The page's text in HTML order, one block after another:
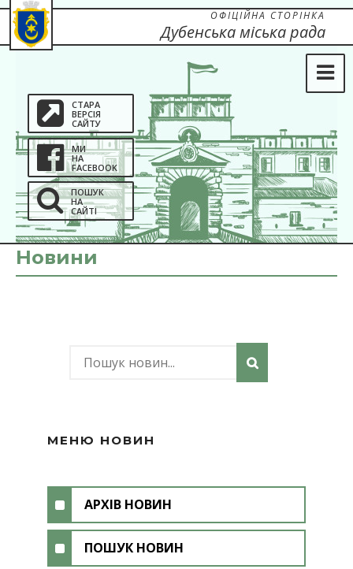
СТАРА
ВЕРСІЯ
САЙТУ
МИ
НА
FACEBOOK
ПОШУК
НА
САЙТІ
ОФІЦІЙНА СТОРІНКА
Дубенська міська рада
Новини
МЕНЮ НОВИН
АРХІВ НОВИН
ПОШУК НОВИН